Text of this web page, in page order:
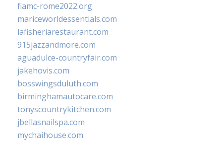
fiamc-rome2022.org
mariceworldessentials.com
lafisheriarestaurant.com
915jazzandmore.com
aguadulce-countryfair.com
jakehovis.com
bosswingsduluth.com
birminghamautocare.com
tonyscountrykitchen.com
jbellasnailspa.com
mychaihouse.com